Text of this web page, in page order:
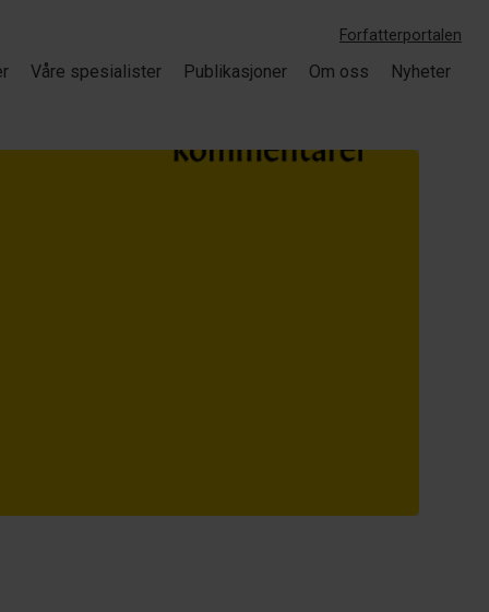
Forfatterportalen
Våre spesialister Publikasjoner Om oss Nyheter